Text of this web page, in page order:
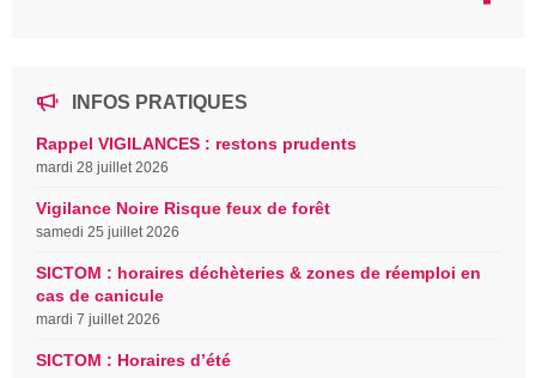
INFOS PRATIQUES
Rappel VIGILANCES : restons prudents
mardi 28 juillet 2026
Vigilance Noire Risque feux de forêt
samedi 25 juillet 2026
SICTOM : horaires déchèteries & zones de réemploi en
cas de canicule
mardi 7 juillet 2026
SICTOM : Horaires d’été